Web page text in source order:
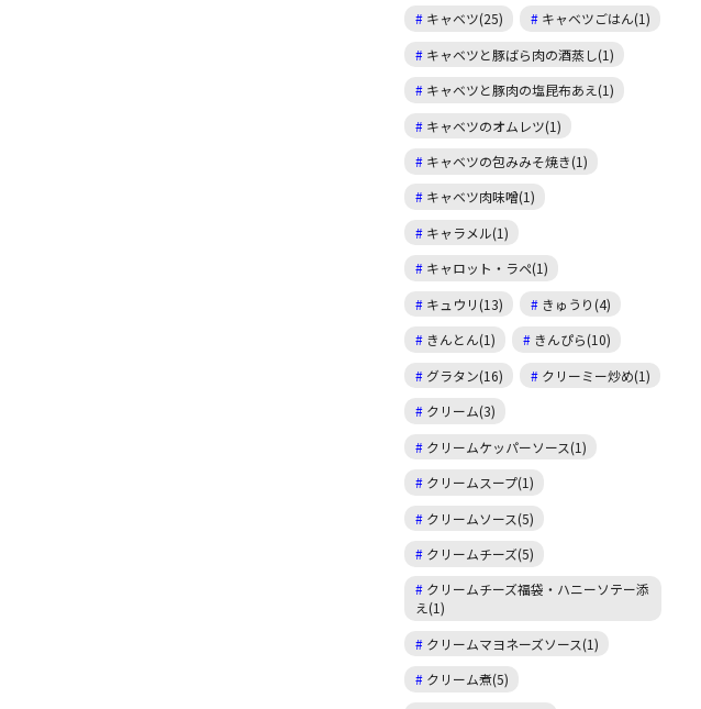
キャベツ(25)
キャベツごはん(1)
キャベツと豚ばら肉の酒蒸し(1)
キャベツと豚肉の塩昆布あえ(1)
キャベツのオムレツ(1)
キャベツの包みみそ焼き(1)
キャベツ肉味噌(1)
キャラメル(1)
キャロット・ラペ(1)
キュウリ(13)
きゅうり(4)
きんとん(1)
きんぴら(10)
グラタン(16)
クリーミー炒め(1)
クリーム(3)
クリームケッパーソース(1)
クリームスープ(1)
クリームソース(5)
クリームチーズ(5)
クリームチーズ福袋・ハニーソテー添
え(1)
クリームマヨネーズソース(1)
クリーム煮(5)